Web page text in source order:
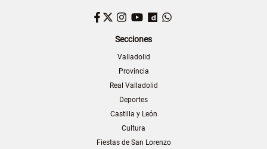
Facebook
TwitterInstagram
YouTubeDailymotion
Secciones
Valladolid
Provincia
Real Valladolid
Deportes
Castilla y León
Cultura
Fiestas de San Lorenzo